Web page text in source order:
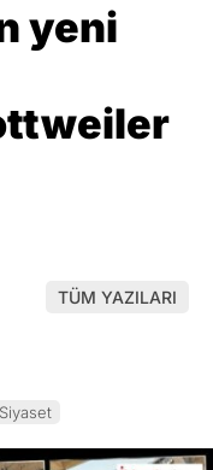
yeni
TÜM YAZILARI
Siyaset